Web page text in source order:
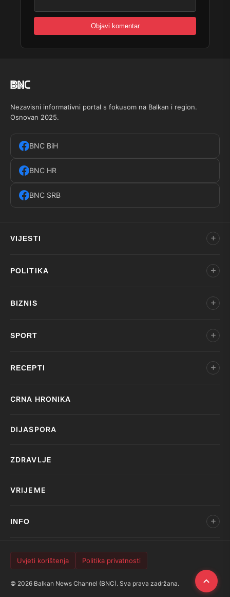
Nezavisni informativni portal s fokusom na Balkan i region.
Osnovan 2025.
BNC BiH
BNC HR
BNC SRB
VIJESTI
POLITIKA
BIZNIS
SPORT
RECEPTI
CRNA HRONIKA
DIJASPORA
ZDRAVLJE
VRIJEME
INFO
Uvjeti korištenja Politika privatnosti
© 2026 Balkan News Channel (BNC). Sva prava zadržana.